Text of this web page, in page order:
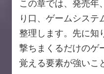
この章では、発売年
り口、ゲームシステ
整理します。先に知
撃ちまくるだけのゲ
覚える要素が強いこ